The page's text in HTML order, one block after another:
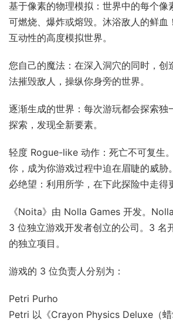
基于像素的物理模拟：世界中的每个像
可燃烧、爆炸或熔毁。沐浴敌人的鲜血
互动性的高度模拟世界。
您自己的魔法：在深入洞穴的同时，创
法摧毁敌人，操纵你身旁的世界。
逐渐生成的世界：每次游玩都会探索独
探索，发现全新要素。
轻度 Rogue-like 动作：死亡不可复生
你，成为你游戏过程中迫在眉睫的威胁
必绝望：利用所学，在下此探险中走得
《Noita》由 Nolla Games 开发。
3 位独立游戏开发者创立的公司。3 名
的独立项目。
游戏的 3 位负责人分别为：
Petri Purho
Petri 以《Crayon Physics Deluxe（